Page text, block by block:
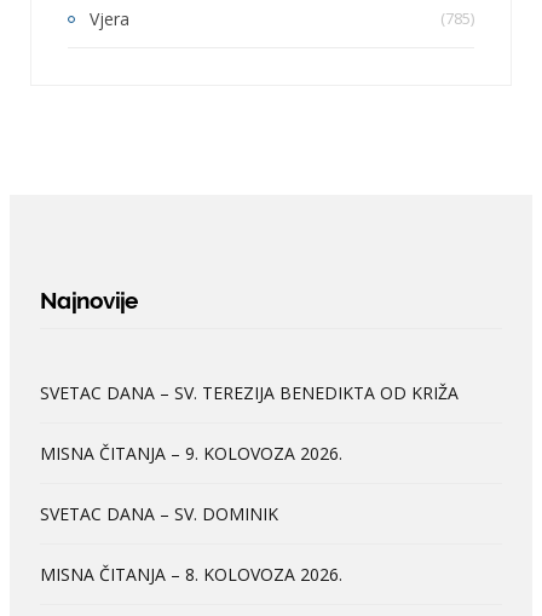
Vjera (785)
Najnovije
SVETAC DANA – SV. TEREZIJA BENEDIKTA OD KRIŽA
MISNA ČITANJA – 9. KOLOVOZA 2026.
SVETAC DANA – SV. DOMINIK
MISNA ČITANJA – 8. KOLOVOZA 2026.